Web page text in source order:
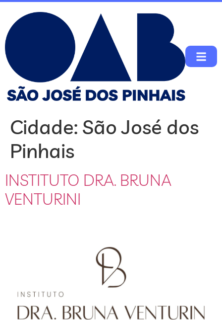
Cidade: São José dos
Pinhais
INSTITUTO DRA. BRUNA
VENTURINI